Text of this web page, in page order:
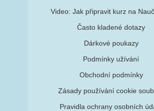
Video: Jak připravit kurz na
Často kladené dotazy
Dárkové poukazy
Podmínky užívání
Obchodní podmínky
Zásady používání cookie
Pravidla ochrany osobních